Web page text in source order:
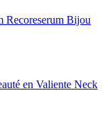
Recoreserum Bijou
en Valiente Neck